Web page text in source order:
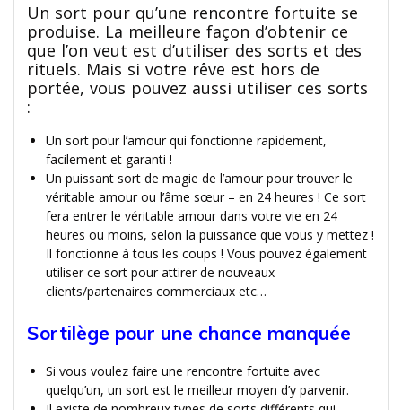
Un sort pour qu’une rencontre fortuite se
produise. La meilleure façon d’obtenir ce
que l’on veut est d’utiliser des sorts et des
rituels. Mais si votre rêve est hors de
portée, vous pouvez aussi utiliser ces sorts
:
Un sort pour l’amour qui fonctionne rapidement,
facilement et garanti !
Un puissant sort de magie de l’amour pour trouver le
véritable amour ou l’âme sœur – en 24 heures ! Ce sort
fera entrer le véritable amour dans votre vie en 24
heures ou moins, selon la puissance que vous y mettez !
Il fonctionne à tous les coups ! Vous pouvez également
utiliser ce sort pour attirer de nouveaux
clients/partenaires commerciaux etc…
Sortilège pour une chance manquée
Si vous voulez faire une rencontre fortuite avec
quelqu’un, un sort est le meilleur moyen d’y parvenir.